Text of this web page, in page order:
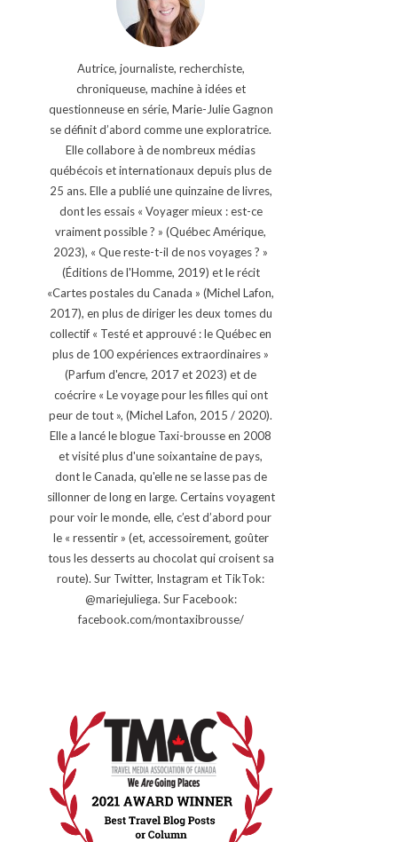
Autrice, journaliste, recherchiste,
chroniqueuse, machine à idées et
questionneuse en série, Marie-Julie Gagnon
se définit d’abord comme une exploratrice.
Elle collabore à de nombreux médias
québécois et internationaux depuis plus de
25 ans. Elle a publié une quinzaine de livres,
dont les essais « Voyager mieux : est-ce
vraiment possible ? » (Québec Amérique,
2023), « Que reste-t-il de nos voyages ? »
(Éditions de l'Homme, 2019) et le récit
«Cartes postales du Canada » (Michel Lafon,
2017), en plus de diriger les deux tomes du
collectif « Testé et approuvé : le Québec en
plus de 100 expériences extraordinaires »
(Parfum d'encre, 2017 et 2023) et de
coécrire « Le voyage pour les filles qui ont
peur de tout », (Michel Lafon, 2015 / 2020).
Elle a lancé le blogue Taxi-brousse en 2008
et visité plus d'une soixantaine de pays,
dont le Canada, qu'elle ne se lasse pas de
sillonner de long en large. Certains voyagent
pour voir le monde, elle, c’est d’abord pour
le « ressentir » (et, accessoirement, goûter
tous les desserts au chocolat qui croisent sa
route). Sur Twitter, Instagram et TikTok:
@mariejuliega. Sur Facebook:
facebook.com/montaxibrousse/